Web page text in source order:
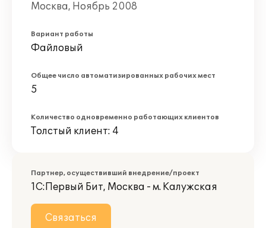
Москва, Ноябрь 2008
Вариант работы
Файловый
Общее число автоматизированных рабочих мест
5
Количество одновременно работающих клиентов
Толстый клиент: 4
Партнер, осуществивший внедрение/проект
1С:Первый Бит, Москва - м. Калужская
Связаться